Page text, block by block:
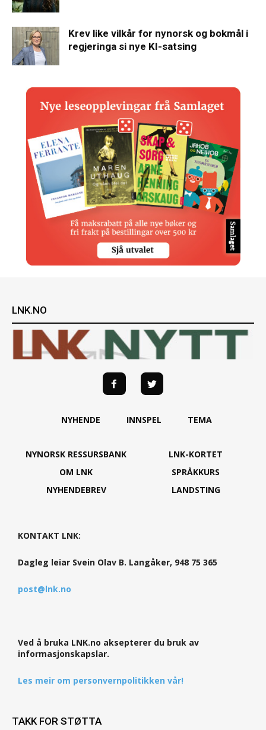
Krev like vilkår for nynorsk og bokmål i
regjeringa si nye KI-satsing
LNK.NO
NYHENDE INNSPEL TEMA
NYNORSK RESSURSBANK
OM LNK
NYHENDEBREV
LNK-KORTET
SPRÅKKURS
LANDSTING
KONTAKT LNK:
Dagleg leiar Svein Olav B. Langåker, 948 75 365
post@lnk.no
Ved å bruka LNK.no aksepterer du bruk av
informasjonskapslar.
Les meir om personvernpolitikken vår!
TAKK FOR STØTTA